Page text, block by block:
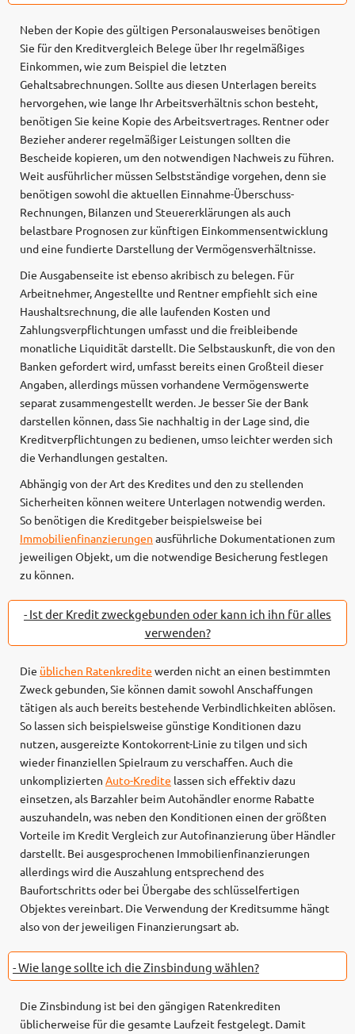
Neben der Kopie des gültigen Personalausweises benötigen
Sie für den Kreditvergleich Belege über Ihr regelmäßiges
Einkommen, wie zum Beispiel die letzten
Gehaltsabrechnungen. Sollte aus diesen Unterlagen bereits
hervorgehen, wie lange Ihr Arbeitsverhältnis schon besteht,
benötigen Sie keine Kopie des Arbeitsvertrages. Rentner oder
Bezieher anderer regelmäßiger Leistungen sollten die
Bescheide kopieren, um den notwendigen Nachweis zu führen.
Weit ausführlicher müssen Selbstständige vorgehen, denn sie
benötigen sowohl die aktuellen Einnahme-Überschuss-
Rechnungen, Bilanzen und Steuererklärungen als auch
belastbare Prognosen zur künftigen Einkommensentwicklung
und eine fundierte Darstellung der Vermögensverhältnisse.
Die Ausgabenseite ist ebenso akribisch zu belegen. Für
Arbeitnehmer, Angestellte und Rentner empfiehlt sich eine
Haushaltsrechnung, die alle laufenden Kosten und
Zahlungsverpflichtungen umfasst und die freibleibende
monatliche Liquidität darstellt. Die Selbstauskunft, die von den
Banken gefordert wird, umfasst bereits einen Großteil dieser
Angaben, allerdings müssen vorhandene Vermögenswerte
separat zusammengestellt werden. Je besser Sie der Bank
darstellen können, dass Sie nachhaltig in der Lage sind, die
Kreditverpflichtungen zu bedienen, umso leichter werden sich
die Verhandlungen gestalten.
Abhängig von der Art des Kredites und den zu stellenden
Sicherheiten können weitere Unterlagen notwendig werden.
So benötigen die Kreditgeber beispielsweise bei
Immobilienfinanzierungen ausführliche Dokumentationen zum
jeweiligen Objekt, um die notwendige Besicherung festlegen
zu können.
- Ist der Kredit zweckgebunden oder kann ich ihn für alles
verwenden?
Die üblichen Ratenkredite werden nicht an einen bestimmten
Zweck gebunden, Sie können damit sowohl Anschaffungen
tätigen als auch bereits bestehende Verbindlichkeiten ablösen.
So lassen sich beispielsweise günstige Konditionen dazu
nutzen, ausgereizte Kontokorrent-Linie zu tilgen und sich
wieder finanziellen Spielraum zu verschaffen. Auch die
unkomplizierten Auto-Kredite lassen sich effektiv dazu
einsetzen, als Barzahler beim Autohändler enorme Rabatte
auszuhandeln, was neben den Konditionen einen der größten
Vorteile im Kredit Vergleich zur Autofinanzierung über Händler
darstellt. Bei ausgesprochenen Immobilienfinanzierungen
allerdings wird die Auszahlung entsprechend des
Baufortschritts oder bei Übergabe des schlüsselfertigen
Objektes vereinbart. Die Verwendung der Kreditsumme hängt
also von der jeweiligen Finanzierungsart ab.
- Wie lange sollte ich die Zinsbindung wählen?
Die Zinsbindung ist bei den gängigen Ratenkrediten
üblicherweise für die gesamte Laufzeit festgelegt. Damit